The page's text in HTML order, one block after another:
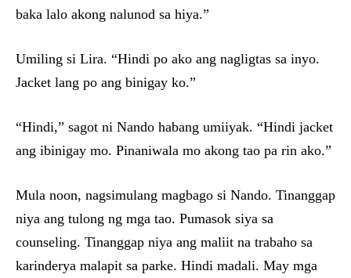
baka lalo akong nalunod sa hiya.”
Umiling si Lira. “Hindi po ako ang nagligtas sa inyo.
Jacket lang po ang binigay ko.”
“Hindi,” sagot ni Nando habang umiiyak. “Hindi jacket
ang ibinigay mo. Pinaniwala mo akong tao pa rin ako.”
Mula noon, nagsimulang magbago si Nando. Tinanggap
niya ang tulong ng mga tao. Pumasok siya sa
counseling. Tinanggap niya ang maliit na trabaho sa
karinderya malapit sa parke. Hindi madali. May mga